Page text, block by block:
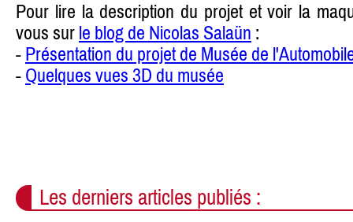
Pour lire la description du projet et voir la
vous sur le blog de Nicolas Salaün :
- Présentation du projet de Musée de
- Quelques vues 3D du musée
Les derniers articles publiés :